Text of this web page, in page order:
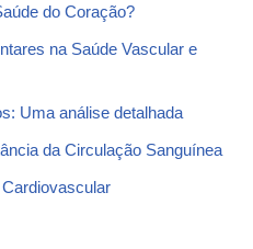
do Coração?
na Saúde Vascular e
Uma análise detalhada
da Circulação Sanguínea